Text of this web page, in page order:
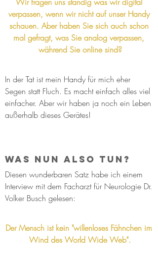
verpassen, wenn wir nicht auf unser Handy
schauen. Aber haben Sie sich auch schon
mal gefragt, was Sie analog verpassen,
während Sie online sind?
In der Tat ist mein Handy für mich eher
Segen statt Fluch. Es macht einfach alles viel
einfacher. Aber wir haben ja noch ein Leben
außerhalb dieses Gerätes!
Was nun also tun?
Diesen wunderbaren Satz habe ich einem
Interview mit dem Facharzt für Neurologie Dr.
Volker Busch gelesen:
Der Mensch ist kein "willenloses Fähnchen im
Wind des World Wide Web".